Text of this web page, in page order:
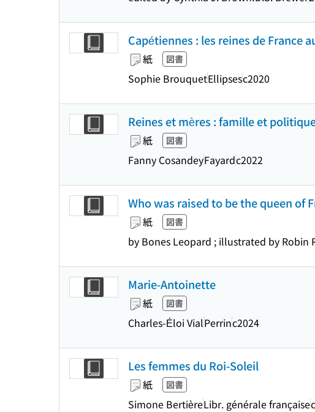
Capétiennes : les reines de France
紙 図書
Sophie BrouquetEllipsesc2020
Reines et mères : famille et
紙 図書
Fanny CosandeyFayardc2022
Who was raised to be the queen of
紙 図書
by Bones Leopard ; illustrated by Robin
Marie-Antoinette
紙 図書
Charles-Éloi VialPerrinc2024
Les femmes du Roi-Soleil
紙 図書
Simone BertièreLibr. générale française